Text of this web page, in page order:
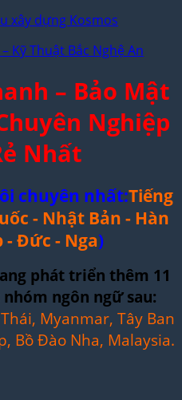
xây dựng Kosmos
Kỹ Thuật Bắc Nghệ An
– Bảo Mật
Nghiệp
Nhất
chuyên nhất:Tiếng
- Nhật Bản - Hàn
- Đức - Nga)
phát triển thêm 11
ngôn ngữ sau:
Myanmar, Tây Ban
Bồ Đào Nha, Malaysia.